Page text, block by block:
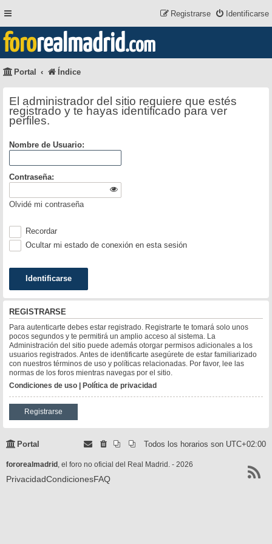
Identificarse
Registrarse
fororealmadrid.com
Portal Índice
El administrador del sitio requiere que estés
registrado y te hayas identificado para ver
perfiles.
Nombre de Usuario:
Contraseña:
Olvidé mi contraseña
Recordar
Ocultar mi estado de conexión en esta sesión
REGISTRARSE
Para autenticarte debes estar registrado. Registrarte te tomará solo unos
pocos segundos y te permitirá un amplio acceso al sistema. La
Administración del sitio puede además otorgar permisos adicionales a los
usuarios registrados. Antes de identificarte asegúrete de estar familiarizado
con nuestros términos de uso y políticas relacionadas. Por favor, lee las
normas de los foros mientras navegas por el sitio.
Condiciones de uso | Política de privacidad
Registrarse
Portal Todos los horarios son UTC+02:00
fororealmadrid , el foro no oficial del Real Madrid. - 2026
PrivacidadCondicionesFAQ